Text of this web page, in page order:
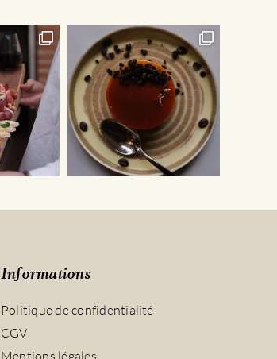
Informations
Politique de confidentialité
CGV